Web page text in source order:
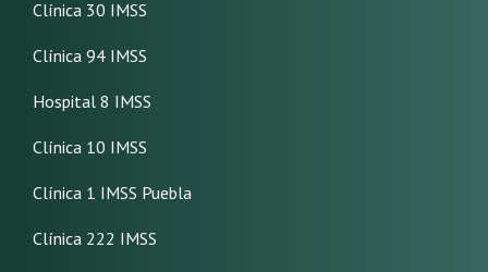
Clínica 30 IMSS
Clínica 94 IMSS
Hospital 8 IMSS
Clínica 10 IMSS
Clínica 1 IMSS Puebla
Clínica 222 IMSS